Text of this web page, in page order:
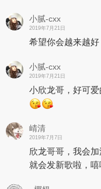
小腻-cxx
2019年7月21日
希望你会越来越
小腻-cxx
2019年7月21日
小欣龙哥，好可
崝清
2019年7月7日
欣龙哥哥，我会
就会发新歌啦，